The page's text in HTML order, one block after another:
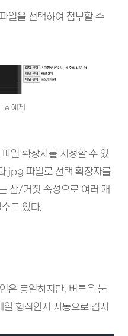
일을 선택하여 첨부할 수
예제
일 확장자를 지정할 수 있
jpg 파일로 선택 확장자를
참/거짓 속성으로 여러 개
도 있다.
은 동일하지만, 버튼을 눌
형식인지 자동으로 검사